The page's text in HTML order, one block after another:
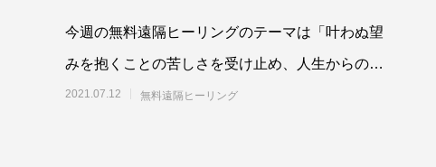
今週の無料遠隔ヒーリングのテーマは「叶わぬ望
みを抱くことの苦しさを受け止め、人生からのメ
ッセージに心を済ませるよう最高最善に働きかけ
2021.07.12 無料遠隔ヒーリング